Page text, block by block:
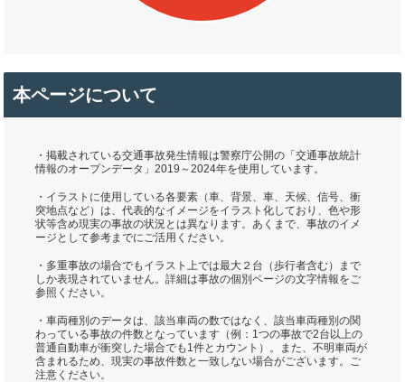
本ページについて
・掲載されている交通事故発生情報は警察庁公開の「交通事故統計
情報のオープンデータ」2019～2024年を使用しています。
・イラストに使用している各要素（車、背景、車、天候、信号、衝
突地点など）は、代表的なイメージをイラスト化しており、色や形
状等含め現実の事故の状況とは異なります。あくまで、事故のイメ
ージとして参考までにご活用ください。
・多重事故の場合でもイラスト上では最大２台（歩行者含む）まで
しか表現されていません。詳細は事故の個別ページの文字情報をご
参照ください。
・車両種別のデータは、該当車両の数ではなく、該当車両種別の関
わっている事故の件数となっています（例：1つの事故で2台以上の
普通自動車が衝突した場合でも1件とカウント）。また、不明車両が
含まれるため、現実の事故件数と一致しない場合がございます。ご
注意ください。